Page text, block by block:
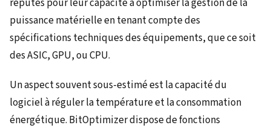
puissance matérielle en tenant compte des
spécifications techniques des équipements, que ce soit
des ASIC, GPU, ou CPU.
Un aspect souvent sous-estimé est la capacité du
logiciel à réguler la température et la consommation
énergétique. BitOptimizer dispose de fonctions